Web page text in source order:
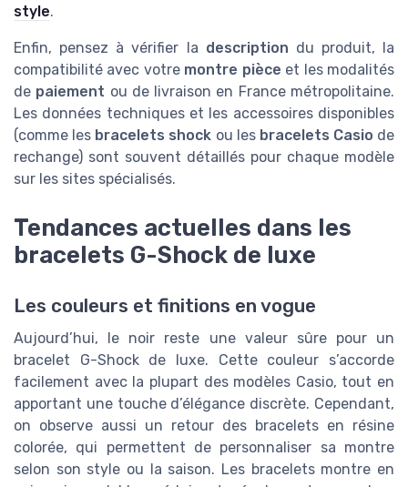
style.
Enfin, pensez à vérifier la description du produit, la
compatibilité avec votre montre pièce et les modalités
de paiement ou de livraison en France métropolitaine.
Les données techniques et les accessoires disponibles
(comme les bracelets shock ou les bracelets Casio de
rechange) sont souvent détaillés pour chaque modèle
sur les sites spécialisés.
Tendances actuelles dans les
bracelets G-Shock de luxe
Les couleurs et finitions en vogue
Aujourd’hui, le noir reste une valeur sûre pour un
bracelet G-Shock de luxe. Cette couleur s’accorde
facilement avec la plupart des modèles Casio, tout en
apportant une touche d’élégance discrète. Cependant,
on observe aussi un retour des bracelets en résine
colorée, qui permettent de personnaliser sa montre
selon son style ou la saison. Les bracelets montre en